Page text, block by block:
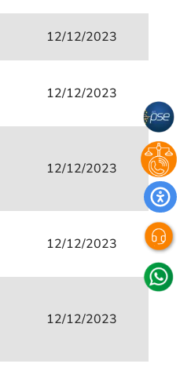
12/12/2023
12/12/2023
12/12/2023
12/12/2023
12/12/2023